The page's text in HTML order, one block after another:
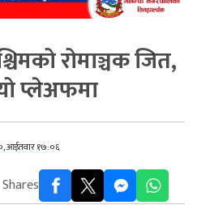
रोमाञ्चक जित,
प्लेअफमा
आईतवार १७:०६
Shares